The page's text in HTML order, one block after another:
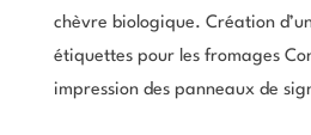
chèvre biologique. Création
étiquettes pour les fromages
impression des panneaux de